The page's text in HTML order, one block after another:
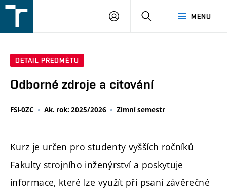
v
MENU
PŘIHLÁŠENÍ
DETAIL PŘEDMĚTU
Odborné zdroje a citování
FSI-0ZC Ak. rok: 2025/2026 Zimní semestr
Kurz je určen pro studenty vyšších ročníků
Fakulty strojního inženýrství a poskytuje
informace, které lze využít při psaní závěrečné